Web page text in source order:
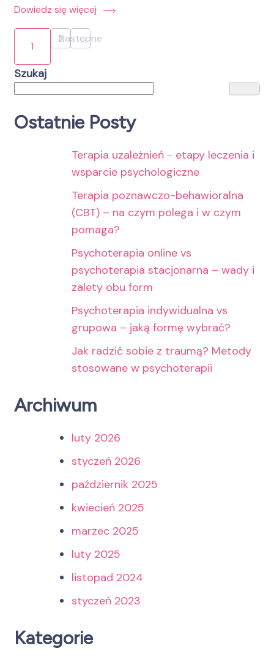
Dowiedz się więcej
Stronicowanie
wpisów
Strona
1 Strona
2
Następne
Szukaj
Ostatnie Posty
Terapia uzależnień ‒ etapy leczenia i
wsparcie psychologiczne
Terapia poznawczo-behawioralna
(CBT) – na czym polega i w czym
pomaga?
Psychoterapia online vs
psychoterapia stacjonarna – wady i
zalety obu form
Psychoterapia indywidualna vs
grupowa – jaką formę wybrać?
Jak radzić sobie z traumą? Metody
stosowane w psychoterapii
Archiwum
luty 2026
styczeń 2026
październik 2025
kwiecień 2025
marzec 2025
luty 2025
listopad 2024
styczeń 2023
Kategorie